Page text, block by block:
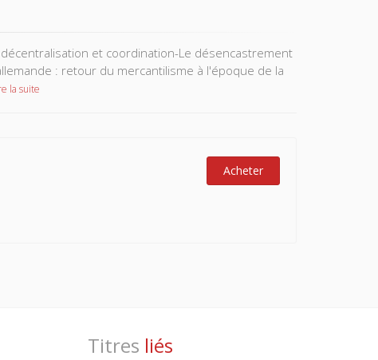
et coordination-Le désencastrement
: retour du mercantilisme à l'époque de la
la suite
Acheter
Titres liés